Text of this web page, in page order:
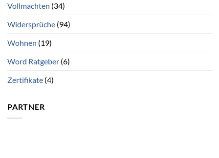
Vollmachten (34)
Widersprüche (94)
Wohnen (19)
Word Ratgeber (6)
Zertifikate (4)
PARTNER